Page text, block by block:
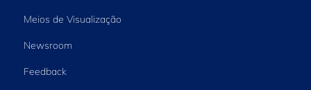
Meios de Visualização
Newsroom
Feedback